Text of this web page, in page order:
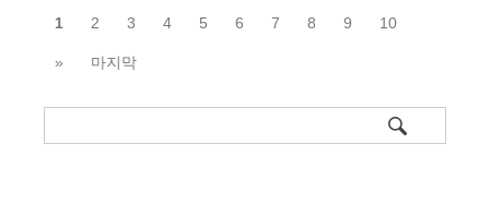
1 2 3 4 5 6 7 8 9 10
» 마지막